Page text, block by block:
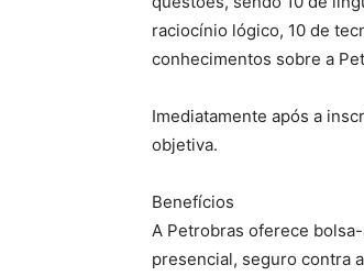
raciocínio lógico, 10 de
conhecimentos sobre a
Imediatamente após a
objetiva.
Benefícios
A Petrobras oferece
presencial, seguro contra